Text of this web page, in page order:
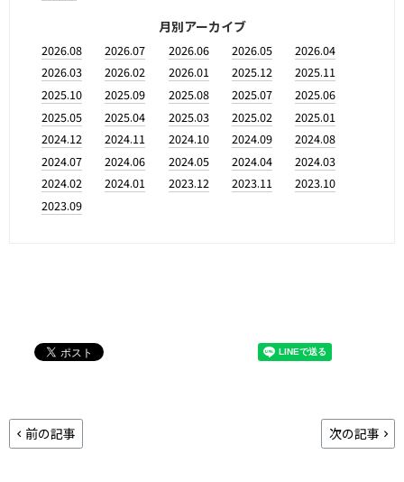
月別アーカイブ
2026.08 2026.07 2026.06 2026.05
2026.04
2026.03
2026.02 2026.01 2025.12
2025.11
2025.10
2025.09 2025.08 2025.07
2025.06
2025.05
2025.04 2025.03 2025.02
2025.01
2024.12
2024.11 2024.10 2024.09
2024.08
2024.07
2024.06 2024.05 2024.04
2024.03
2024.02
2024.01 2023.12 2023.11
2023.10
2023.09
前の記事 次の記事